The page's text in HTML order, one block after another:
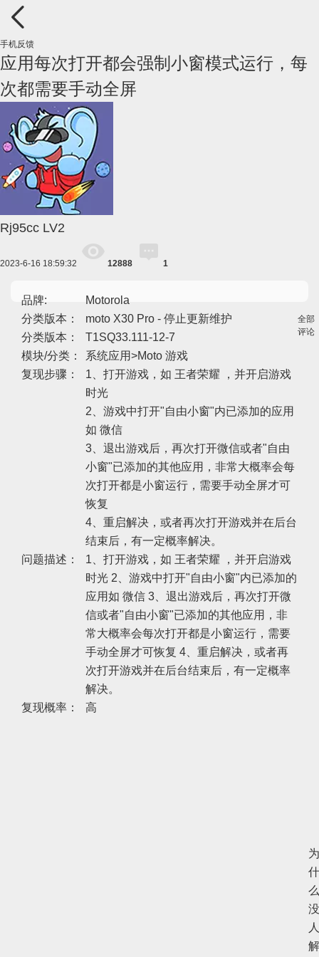
手机反馈
应用每次打开都会强制小窗模式运行，每
次都需要手动全屏
Rj95cc LV2
2023-6-16 18:59:32 12888 1
品牌:
Motorola
分类版本：
moto X30 Pro - 停止更新维护
分类版本：
T1SQ33.111-12-7
模块/分类：
系统应用>Moto 游戏
复现步骤：
1、打开游戏，如 王者荣耀 ，并开启游戏
时光
2、游戏中打开"自由小窗"内已添加的应用
如 微信
3、退出游戏后，再次打开微信或者"自由
小窗"已添加的其他应用，非常大概率会每
次打开都是小窗运行，需要手动全屏才可
恢复
4、重启解决，或者再次打开游戏并在后台
结束后，有一定概率解决。
问题描述：
1、打开游戏，如 王者荣耀 ，并开启游戏
时光 2、游戏中打开"自由小窗"内已添加的
应用如 微信 3、退出游戏后，再次打开微
信或者"自由小窗"已添加的其他应用，非
常大概率会每次打开都是小窗运行，需要
手动全屏才可恢复 4、重启解决，或者再
次打开游戏并在后台结束后，有一定概率
解决。
复现概率：
高
全部
评论
为
什
么
没
人
解